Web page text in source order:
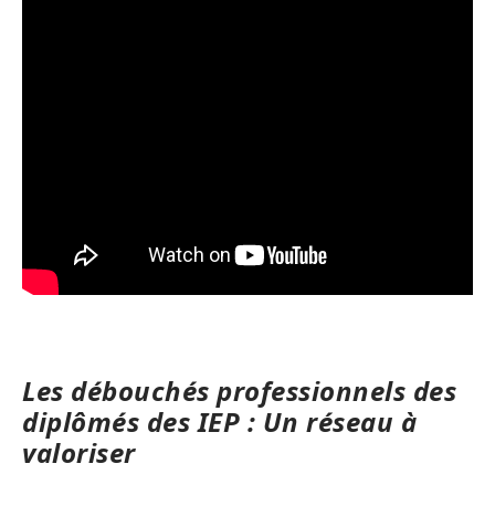
Les débouchés professionnels des
diplômés des IEP : Un réseau à
valoriser